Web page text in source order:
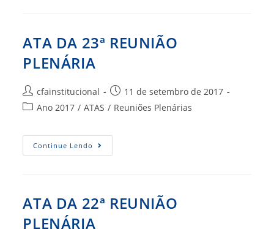
ATA DA 23ª REUNIÃO
PLENÁRIA
Autor
do
cfainstitucional
Post
publicado:
11 de setembro de 2017
Categoria
post:
Ano 2017 / ATAS / Reuniões Plenárias
Continue Lendo ATA
DA
ATA DA 22ª REUNIÃO
PLENÁRIA